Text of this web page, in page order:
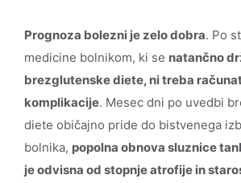
Prognoza bolezni je zelo dobra. Po
medicine bolnikom, ki se natančno
brezglutenske diete, ni treba
komplikacije. Mesec dni po uvedbi
diete običajno pride do bistvenega
bolnika, popolna obnova sluznice
je odvisna od stopnje atrofije in